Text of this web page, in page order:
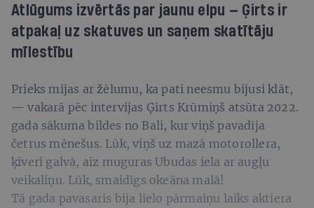
Atlūgums izvērtās par jaunu elpu — Ģirts ir
atpakaļ uz skatuves un saņem skatītāju
mīlestību
Prieks mijas ar žēlumu, ka pati neesmu bijusi klāt,
— vakarā pēc intervijas Ģirts Krūmiņš atsūta 2022.
gada sākuma bildes no Bali, kur viņš pavadīja
četrus mēnešus. Lūk, viņš uz mazā motorollera,
ķiveri galvā, aiz muguras Ubudas iela ar augļu
veikaliņu. Lūk, smaidīgs okeāna malā!
Tā gada pavasaris bija lielo pārmaiņu laiks aktiera